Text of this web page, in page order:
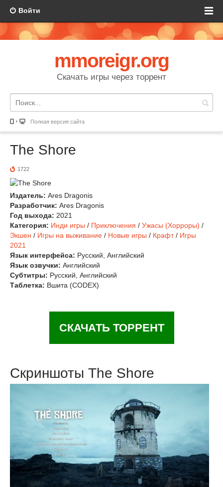
Войти
mmoreigr.org
Скачать игры через торрент
Полная версия сайта
The Shore
1722
Издатель: Ares Dragonis
Разработчик: Ares Dragonis
Год выхода: 2021
Категория: Инди игры / Приключения / Ужасы (Хорроры) /
Экшен / Игры на выживание / Новые игры / Крафт/ Игры
2021
Язык интерфейса: Русский, Английский
Язык озвучки: Английский
Субтитры: Русский, Английский
Таблетка: Вшита (CODEX)
СКАЧАТЬ ТОРРЕНТ
Скриншоты The Shore